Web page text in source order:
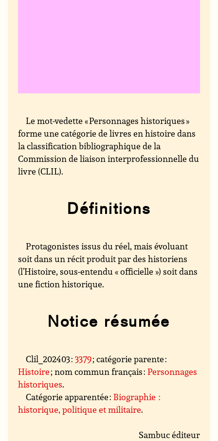
Le mot-vedette « Personnages historiques »
forme une catégorie de livres en histoire dans
la classification bibliographique de la
Commission de liaison interprofessionnelle du
livre (CLIL).
Définitions
Protagonistes issus du réel, mais évoluant
soit dans un récit produit par des historiens
(l’Histoire, sous-entendu « officielle ») soit dans
une fiction historique.
Notice résumée
Clil_202403 :3379; catégorie parente :
Histoire; nom commun français :Personnages
historiques.
Catégorie apparentée : Biographie :
historique, politique et militaire.
Sambuc éditeur